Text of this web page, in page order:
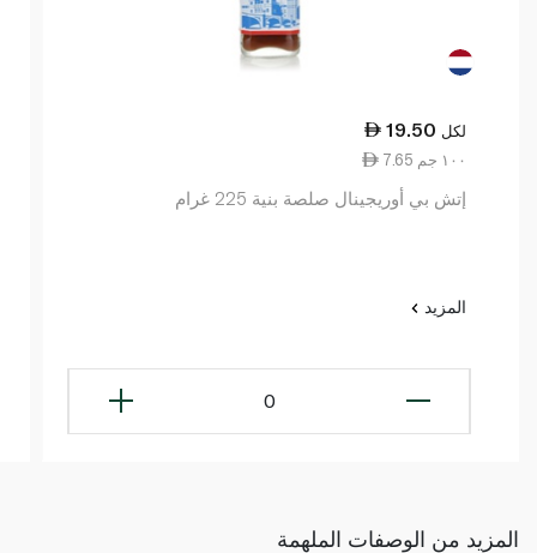
19.50 لكل
7.65 ١٠٠ جم
إتش بي أوريجينال صلصة بنية 225 غرام
المزيد
0
المزيد من الوصفات الملهمة